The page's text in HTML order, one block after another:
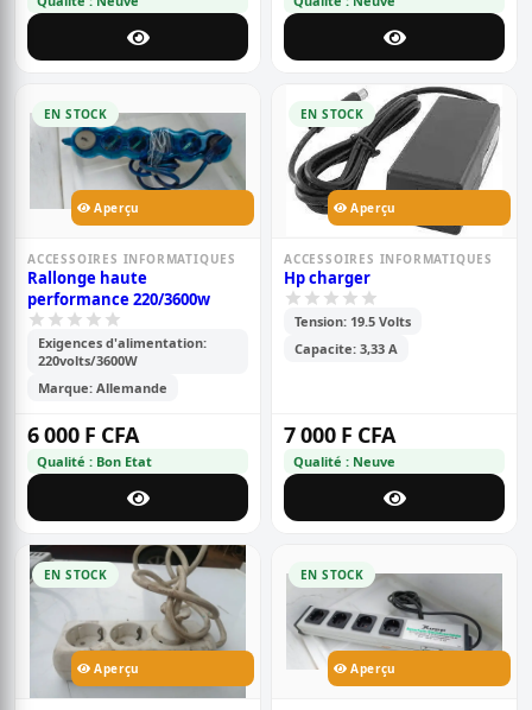
EN STOCK
Aperçu
ACCESSOIRES INFORMATIQUES
Rallonge haute
performance 220/3600w
Exigences d'alimentation:
220volts/3600W
Marque: Allemande
6 000 F CFA
Qualité : Bon Etat
EN STOCK
Aperçu
ACCESSOIRES INFORMATIQUES
Hp charger
Tension: 19.5 Volts
Capacite: 3,33 A
7 000 F CFA
Qualité : Neuve
EN STOCK
Aperçu
EN STOCK
Aperçu